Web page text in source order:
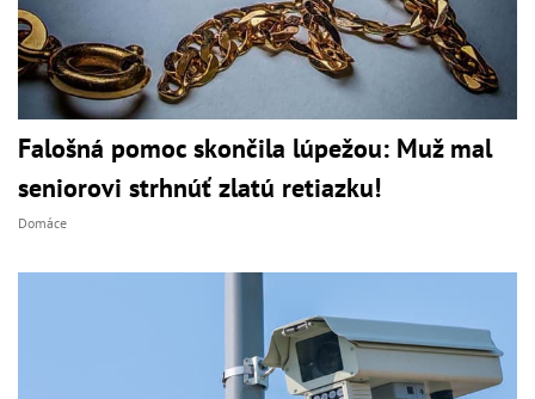
Falošná pomoc skončila lúpežou: Muž mal
seniorovi strhnúť zlatú retiazku!
Domáce